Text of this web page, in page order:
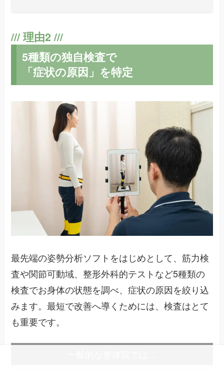
5種類の独自検査で
「症状の原因」を特定
最先端の姿勢分析ソフトをはじめとして、筋力検
査や関節可動域、整形外科的テストなど5種類の
検査でお身体の状態を調べ、症状の原因を絞り込
みます。最短で改善へ導くためには、検査はとて
も重要です。